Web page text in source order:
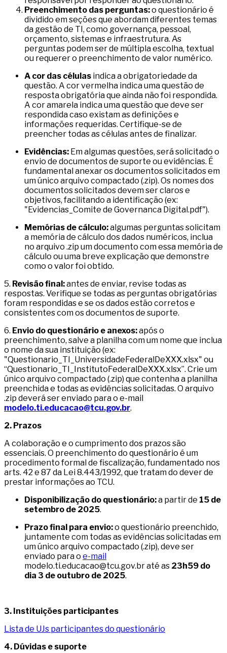
Preenchimento das perguntas:o questionário é
dividido em seções que abordam diferentes temas
da gestão de TI, como governança, pessoal,
orçamento, sistemas e infraestrutura. As
perguntas podem ser de múltipla escolha, textual
ou requerer o preenchimento de valor numérico.
A cor das células indica a obrigatoriedade da
questão. A cor vermelha indica uma questão de
resposta obrigatória que ainda não foi respondida.
A cor amarela indica uma questão que deve ser
respondida caso existam as definições e
informações requeridas. Certifique-se de
preencher todas as células antes de finalizar.
Evidências: Em algumas questões, será solicitado o
envio de documentos de suporte ou evidências. É
fundamental anexar os documentos solicitados em
um único arquivo compactado (.zip). Os nomes dos
documentos solicitados devem ser claros e
objetivos, facilitando a identificação (ex:
"Evidencias_Comite de Governanca Digital.pdf").
Memórias de cálculo:algumas perguntas solicitam
a memória de cálculo dos dados numéricos, inclua
no arquivo .zip um documento com essa memória de
cálculo ou uma breve explicação que demonstre
como o valor foi obtido.
5. Revisão final:antes de enviar, revise todas as
respostas. Verifique se todas as perguntas obrigatórias
foram respondidas e se os dados estão corretos e
consistentes com os documentos de suporte.
6. Envio do questionário e anexos:após o
preenchimento, salve a planilha com um nome que inclua
o nome da sua instituição (ex:
"Questionario_TI_UniversidadeFederalDeXXX.xlsx" ou
“Questionario_TI_InstitutoFederalDeXXX.xlsx”. Crie um
único arquivo compactado (.zip) que contenha a planilha
preenchida e todas as evidências solicitadas. O arquivo
.zip deverá ser enviado para o e-mail
modelo.ti.educacao@tcu.gov.br.
2. Prazos
A colaboração e o cumprimento dos prazos são
essenciais. O preenchimento do questionário é um
procedimento formal de fiscalização, fundamentado nos
arts. 42 e 87 da Lei 8.443/1992, que tratam do dever de
prestar informações ao TCU.
Disponibilização do questionário:a partir de 15 de
setembro de 2025.
Prazo final para envio:o questionário preenchido,
juntamente com todas as evidências solicitadas em
um único arquivo compactado (.zip), deve ser
enviado para o e-mail
modelo.ti.educacao@tcu.gov.br até as 23h59 do
dia 3 de outubro de 2025.
3. Instituições participantes
Lista de UJs participantes do questionário
4. Dúvidas e suporte